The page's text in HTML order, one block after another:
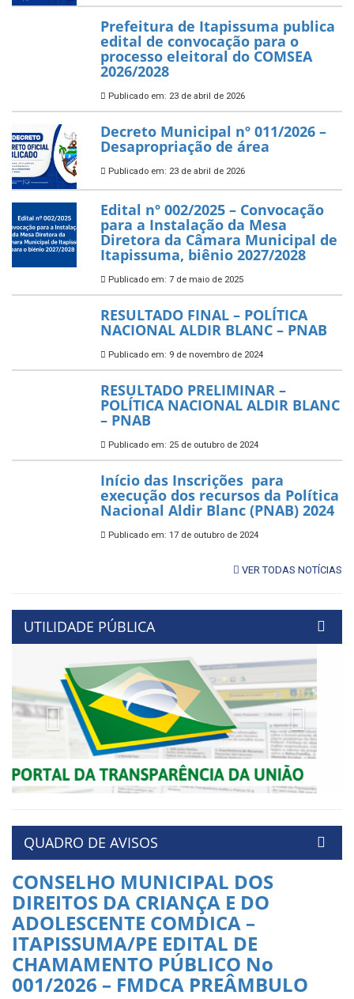
Prefeitura de Itapissuma publica
edital de convocação para o
processo eleitoral do COMSEA
2026/2028
Publicado em: 23 de abril de 2026
Decreto Municipal nº 011/2026 –
Desapropriação de área
Publicado em: 23 de abril de 2026
Edital nº 002/2025 – Convocação
para a Instalação da Mesa
Diretora da Câmara Municipal de
Itapissuma, biênio 2027/2028
Publicado em: 7 de maio de 2025
RESULTADO FINAL – POLÍTICA
NACIONAL ALDIR BLANC – PNAB
Publicado em: 9 de novembro de 2024
RESULTADO PRELIMINAR –
POLÍTICA NACIONAL ALDIR BLANC
– PNAB
Publicado em: 25 de outubro de 2024
Início das Inscrições para
execução dos recursos da Política
Nacional Aldir Blanc (PNAB) 2024
Publicado em: 17 de outubro de 2024
VER TODAS NOTÍCIAS
UTILIDADE PÚBLICA
Previous
QUADRO DE AVISOS
CONSELHO MUNICIPAL DOS
DIREITOS DA CRIANÇA E DO
ADOLESCENTE COMDICA –
ITAPISSUMA/PE EDITAL DE
CHAMAMENTO PÚBLICO No
001/2026 – FMDCA PREÂMBULO